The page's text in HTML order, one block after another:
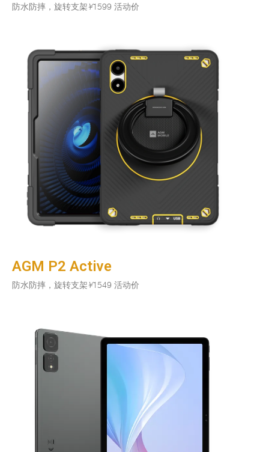
防水防摔，旋转支架¥1599 活动价
AGM P2 Active
防水防摔，旋转支架¥1549 活动价